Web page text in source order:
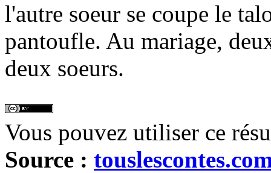
l'autre soeur se coupe le
pantoufle. Au mariage,
deux soeurs.
Vous pouvez utiliser ce
Source :